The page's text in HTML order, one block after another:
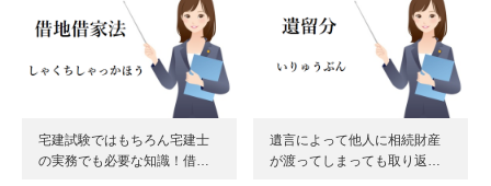
宅建試験ではもちろん宅建士
の実務でも必要な知識！借…
遺言によって他人に相続財産
が渡ってしまっても取り返…